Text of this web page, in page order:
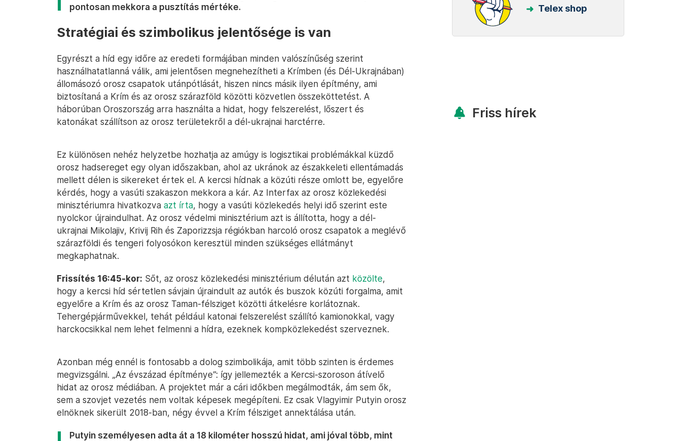
pontosan mekkora a pusztítás mértéke.
Stratégiai és szimbolikus jelentősége is van
Egyrészt a híd egy időre az eredeti formájában minden valószínűség szerint
használhatatlanná válik, ami jelentősen megnehezítheti a Krímben (és Dél-Ukrajnában)
állomásozó orosz csapatok utánpótlását, hiszen nincs másik ilyen építmény, ami
biztosítaná a Krím és az orosz szárazföld közötti közvetlen összeköttetést. A
háborúban Oroszország arra használta a hidat, hogy felszerelést, lőszert és
katonákat szállítson az orosz területekről a dél-ukrajnai harctérre.
Ez különösen nehéz helyzetbe hozhatja az amúgy is logisztikai problémákkal küzdő
orosz hadsereget egy olyan időszakban, ahol az ukránok az északkeleti ellentámadás
mellett délen is sikereket értek el. A kercsi hídnak a közúti része omlott be, egyelőre
kérdés, hogy a vasúti szakaszon mekkora a kár. Az Interfax az orosz közlekedési
minisztériumra hivatkozva azt írta, hogy a vasúti közlekedés helyi idő szerint este
nyolckor újraindulhat. Az orosz védelmi minisztérium azt is állította, hogy a dél-
ukrajnai Mikolajiv, Krivij Rih és Zaporizzsja régiókban harcoló orosz csapatok a meglévő
szárazföldi és tengeri folyosókon keresztül minden szükséges ellátmányt
megkaphatnak.
Frissítés 16:45-kor: Sőt, az orosz közlekedési minisztérium délután azt közölte,
hogy a kercsi híd sértetlen sávjain újraindult az autók és buszok közúti forgalma, amit
egyelőre a Krím és az orosz Taman-félsziget közötti átkelésre korlátoznak.
Tehergépjárművekkel, tehát például katonai felszerelést szállító kamionokkal, vagy
harckocsikkal nem lehet felmenni a hídra, ezeknek kompközlekedést szerveznek.
Azonban még ennél is fontosabb a dolog szimbolikája, amit több szinten is érdemes
megvizsgálni. „Az évszázad építménye”: így jellemezték a Kercsi-szoroson átívelő
hidat az orosz médiában. A projektet már a cári időkben megálmodták, ám sem ők,
sem a szovjet vezetés nem voltak képesek megépíteni. Ez csak Vlagyimir Putyin orosz
elnöknek sikerült 2018-ban, négy évvel a Krím félsziget annektálása után.
Putyin személyesen adta át a 18 kilométer hosszú hidat, ami jóval több, mint
Telex shop
Friss hírek